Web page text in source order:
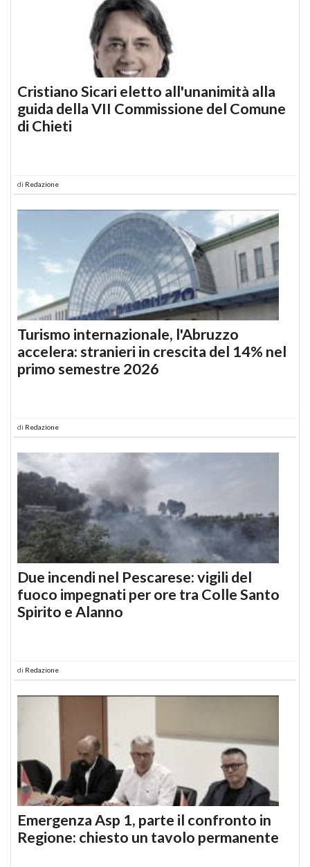
Cristiano Sicari eletto all'unanimità alla
guida della VII Commissione del Comune
di Chieti
di Redazione
Turismo internazionale, l'Abruzzo
accelera: stranieri in crescita del 14% nel
primo semestre 2026
di Redazione
Due incendi nel Pescarese: vigili del
fuoco impegnati per ore tra Colle Santo
Spirito e Alanno
di Redazione
Emergenza Asp 1, parte il confronto in
Regione: chiesto un tavolo permanente